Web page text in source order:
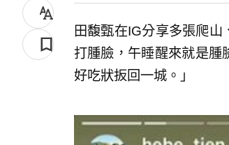
田馥甄在IG分享多張爬
打腫臉，午睡醒來就是腫
好吃狀扳回一城。」